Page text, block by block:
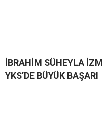
İBRAHİM SÜHEYLA
YKS’DE BÜYÜK BAŞARI